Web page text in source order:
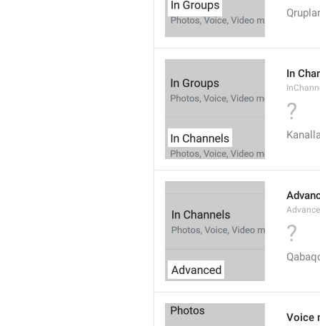
In
?
?
Voice